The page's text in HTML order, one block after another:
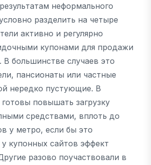
неформального
разделить на четыре
активно и регулярно
купонами для продажи
большинстве случаев это
пансионаты или частные
нередко пустующие. В
готовы повышать загрузку
средствами, вплоть до
у метро, если бы это
купонных сайтов эффект
разово поучаствовали в